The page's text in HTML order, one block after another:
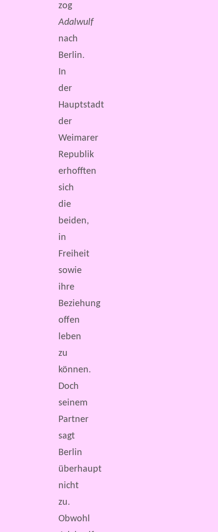
zog
Adalwulf
nach
Berlin.
In
der
Hauptstadt
der
Weimarer
Republik
erhofften
sich
die
beiden,
in
Freiheit
sowie
ihre
Beziehung
offen
leben
zu
können.
Doch
seinem
Partner
sagt
Berlin
überhaupt
nicht
zu.
Obwohl